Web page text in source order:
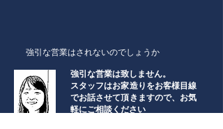
強引な営業は致しません。
スタッフはお家造りをお客様目線
でお話させて頂きますので、お気
軽にご相談ください
​強引な営業はされないのでしょうか